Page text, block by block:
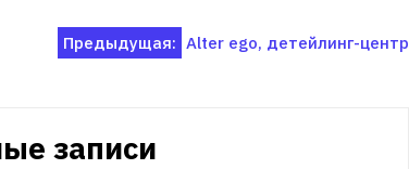
Предыдущая: Alter ego, детейлинг-центр
записи